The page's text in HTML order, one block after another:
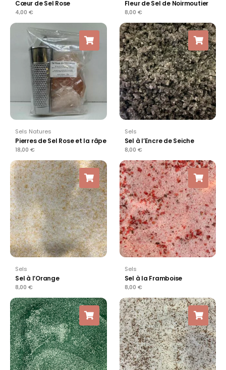
Cœur de Sel Rose
4,00 €
Fleur de Sel de Noirmoutier
8,00 €
Sels Natures
Pierres de Sel Rose et la râpe
18,00 €
Sels
Sel à l’Encre de Seiche
8,00 €
Sels
Sel à l’Orange
8,00 €
Sels
Sel à la Framboise
8,00 €